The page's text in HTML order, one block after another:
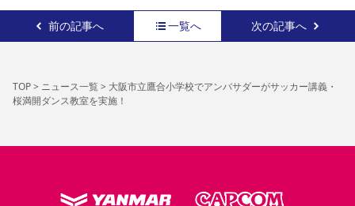
前の記事へ 一覧へ 次の記事へ
TOP> ニュース一覧> 大阪市立鷹合小学校でアンバサダーがサッカー講義・
桜満開ダンス教室を実施！